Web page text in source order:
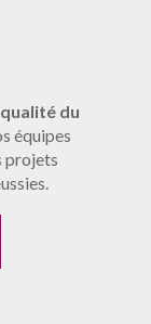
qualité du
équipes
projets